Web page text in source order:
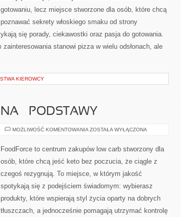
gotowaniu, lecz miejsce stworzone dla osób, które chcą
poznawać sekrety włoskiego smaku od strony
się porady, ciekawostki oraz pasja do gotowania.
stanowi pizza w wielu odsłonach, ale
KIEROWCY
– PODSTAWY
MOŻLIWOŚĆ KOMENTOWANIA DIETA
PODSTAWY
ZOSTAŁA WYŁĄCZONA
FoodForce to centrum zakupów low carb stworzony dla
osób, które chcą jeść keto bez poczucia, że ciągle z
czegoś rezygnują. To miejsce, w którym jakość
spotykają się z podejściem świadomym: wybierasz
produkty, które wspierają styl życia oparty na dobrych
tłuszczach, a jednocześnie pomagają utrzymać kontrolę